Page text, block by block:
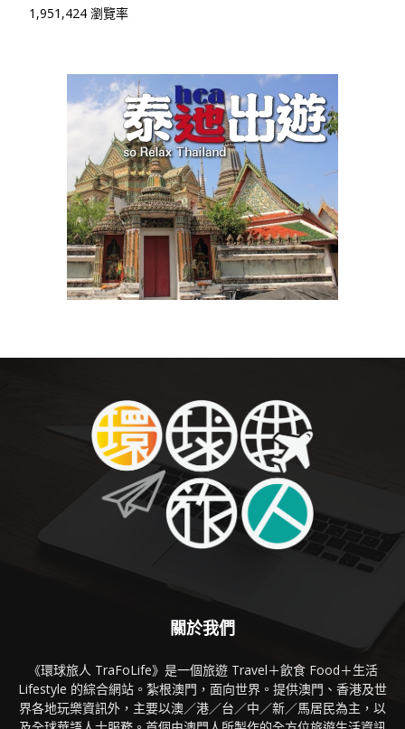
1,951,424 瀏覽率
關於我們
《環球旅人 TraFoLife》是一個旅遊 Travel＋飲食 Food＋生活
Lifestyle 的綜合網站。紮根澳門，面向世界。提供澳門、香港及世
界各地玩樂資訊外，主要以澳／港／台／中／新／馬居民為主，以